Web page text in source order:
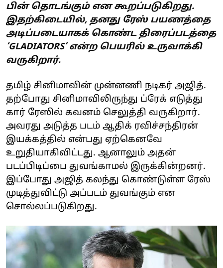
பின் தொடங்கும் என கூறப்படுகிறது.
இதற்கிடையில், தனது ரேஸ் பயணத்தை
அடிப்படையாகக் கொண்ட திரைப்படத்தை
‘GLADIATORS’ என்ற பெயரில் உருவாக்கி
வருகிறார்.
தமிழ் சினிமாவின் முன்னணி நடிகர் அஜித்.
தற்போது சினிமாவிலிருந்து ப்ரேக் எடுத்து
கார் ரேஸில் கவனம் செலுத்தி வருகிறார்.
அவரது அடுத்த படம் ஆதிக் ரவிச்சந்திரன்
இயக்கத்தில் என்பது ஏற்கெனவே
உறுதியாகிவிட்டது. ஆனாலும் அதன்
படப்பிடிப்பை துவங்காமல் இருக்கின்றனர்.
இப்போது அஜித் கலந்து கொண்டுள்ள ரேஸ்
முடித்துவிட்டு அப்படம் துவங்கும் என
சொல்லப்படுகிறது.